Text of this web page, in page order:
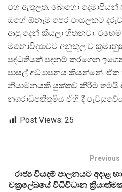
පහ ඇතුලත. බොහෝ දෙමාපියන්
ඔහේ ඕනෑම පෙර පාසලකට
ආපු දෙන් කියලා හිතනවා.
මනෝවිද්‍යාවට අනුකූල ව
පද්ධතියක් පදනම් කරගෙන
පාසල් අධ්‍යාපනය කියන්නේ. ඒක
නියාමනයකි යුක්තව කිරිම තමයි
නගරාධිපතිතුමිය ඒහි දී
Post Views: 25
Previous
රාජ්‍ය වියදම් පාලනයට අදාළ
චක්‍රලේඛයේ විධිවිධාන